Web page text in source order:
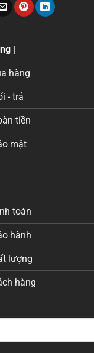
|
hàng
- trả
tiền
mật
toán
hành
lượng
hàng